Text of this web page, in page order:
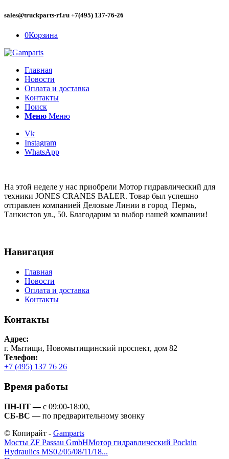
sales@truckparts-rf.ru +7(495) 137-76-26
0Корзина
Главная
Новости
Оплата и доставка
Контакты
Поиск
Меню Меню
Vk
Instagram
WhatsApp
На этой неделе у нас приобрели Мотор гидравлический для
техники JONES CRANES BALER. Товар был успешно
отправлен компанией Деловые Линии в город Пермь,
Танкистов ул., 50. Благодарим за выбор нашей компании!
Навигация
Главная
Новости
Оплата и доставка
Контакты
Контакты
Адрес:
г. Мытищи, Новомытищинский проспект, дом 82
Телефон:
+7 (495) 137 76 26
Время работы
ПН-ПТ —с 09:00-18:00,
СБ-ВС —по предварительному звонку
© Копирайт - Gamparts
Мосты ZF Passau GmbHМотор гидравлический Poclain
Hydraulics MS02/05/08/11/18...